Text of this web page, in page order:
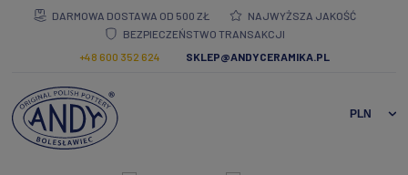
DARMOWA DOSTAWA OD 500 ZŁ
NAJWYŻSZA JAKOŚĆ
BEZPIECZEŃSTWO TRANSAKCJI
+48 600 352 624
SKLEP@ANDYCERAMIKA.PL